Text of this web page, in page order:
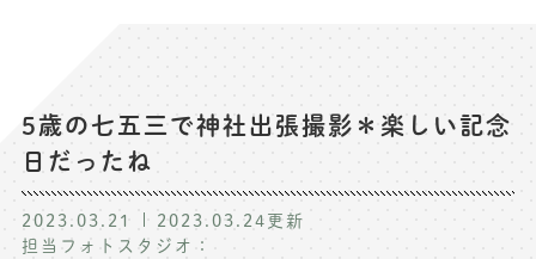
ハーフバースデー撮影
卒業袴･卒業写真撮影
入園入学･卒園卒業記念撮影
ハーフ成人式･10歳の祝い記念撮影
家族写真･記念写真撮影
よくある質問
5歳の七五三で神社出張撮影＊楽しい記念
日だったね
2023.03.21 2023.03.24更新
担当フォトスタジオ：